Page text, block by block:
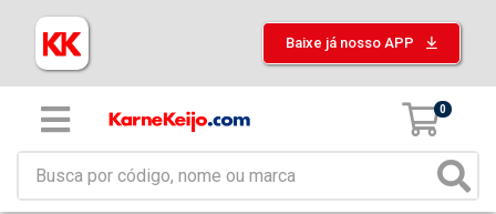
Baixe já nosso APP
0